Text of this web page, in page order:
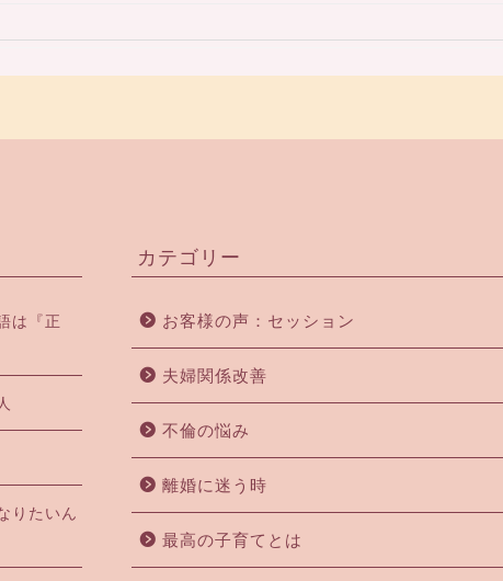
は『正
りたいん
カテゴリー
お客様の声：セッション
夫婦関係改善
不倫の悩み
離婚に迷う時
最高の子育てとは